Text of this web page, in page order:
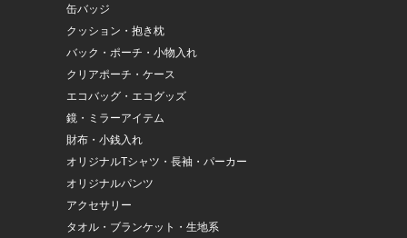
缶バッジ
クッション・抱き枕
バック・ポーチ・小物入れ
クリアポーチ・ケース
エコバッグ・エコグッズ
鏡・ミラーアイテム
財布・小銭入れ
オリジナルTシャツ・長袖・パーカー
オリジナルパンツ
アクセサリー
タオル・ブランケット・生地系